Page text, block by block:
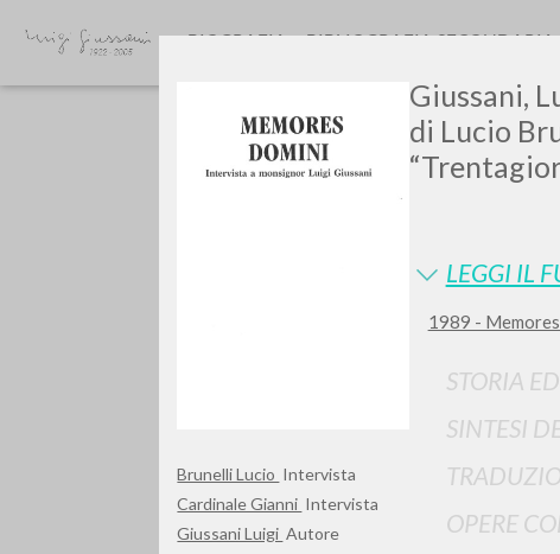
Brunelli Lucio Intervista
Cardinale Gianni Intervista
Giussani Luigi Autore
Giussani,
di Lucio
LEGGI IL
1989 -
STORIA
SINTESI
OPERE
BIOGRAFIA BIBLIOGRAFIA SECONDARIA